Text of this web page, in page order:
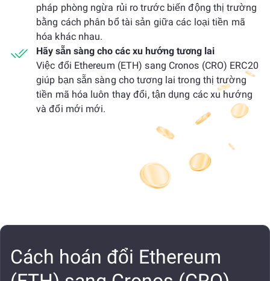
pháp phòng ngừa rủi ro trước biến động thị trường
bằng cách phân bổ tài sản giữa các loại tiền mã
hóa khác nhau.
Hãy sẵn sàng cho các xu hướng tương lai
Việc đổi Ethereum (ETH) sang Cronos (CRO) ERC20
giúp bạn sẵn sàng cho tương lai trong thị trường
tiền mã hóa luôn thay đổi, tận dụng các xu hướng
và đổi mới mới.
Cách hoán đổi Ethereum